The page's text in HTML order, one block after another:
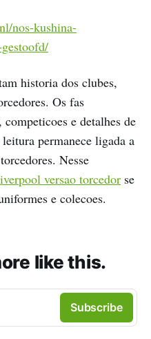
nos-kushina-
historia dos clubes,
Os fas
e detalhes de
permanece ligada a
Nesse
versao torcedor se
e colecoes.
like this.
Subscribe